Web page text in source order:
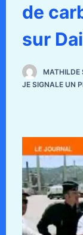
de
sur
MATHILDE
JE SIGNALE UN